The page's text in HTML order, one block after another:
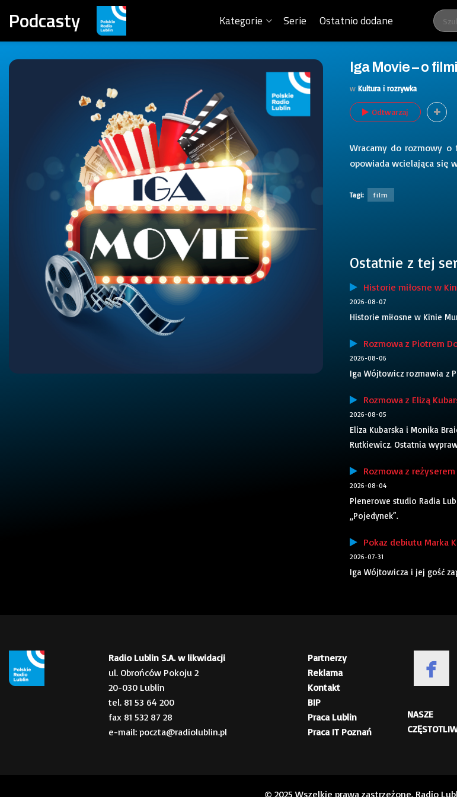
Podcasty Kategorie Serie Ostatnio dodane
Iga Movie – o
w Kultura i rozrywka
Odtwarzaj
Wracamy do rozmowy
opowiada wcielająca się
Tagi: film
Ostatnie z tej
Historie miłosne w
2026-08-07
Historie miłosne w Kinie
Rozmowa z Piotrem
2026-08-06
Iga Wójtowicz rozmawia z
Rozmowa z Elizą
2026-08-05
Eliza Kubarska i Monika
Rutkiewicz. Ostatnia
Rozmowa z
2026-08-04
Plenerowe studio Radia
„Pojedynek”.
Pokaz debiutu Marka
2026-07-31
Iga Wójtowicza i jej gość
Radio Lublin S.A. w likwidacji
ul. Obrońców Pokoju 2
20-030 Lublin
tel. 81 53 64 200
fax 81 532 87 28
e-mail: poczta@radiolublin.pl
Partnerzy
Reklama
Kontakt
BIP
Praca Lublin
Praca IT Poznań
NASZE
© 2025 Wszelkie prawa zastrzeżone. Radio